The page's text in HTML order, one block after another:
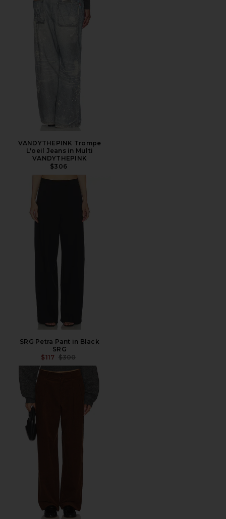
VANDYTHEPINK Trompe
L'oeil Jeans in Multi
VANDYTHEPINK
$306
SRG Petra Pant in Black
SRG
$117 PRECIO ANTERIOR:
$300